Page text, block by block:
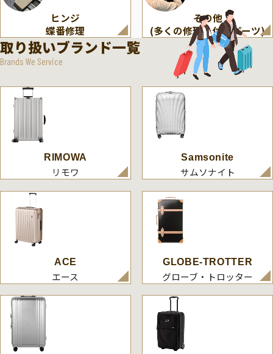
ヒンジ
蝶番修理
その他
(多くの修理・付属パーツ)
取り扱いブランド一覧
Brands We Service
RIMOWA
リモワ
Samsonite
サムソナイト
ACE
エース
GLOBE-TROTTER
グローブ・トロッター